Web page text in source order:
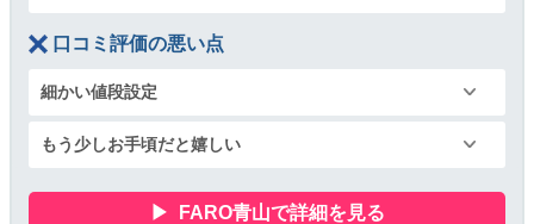
口コミ評価の悪い点
細かい値段設定
もう少しお手頃だと嬉しい
FARO青山で詳細を見る